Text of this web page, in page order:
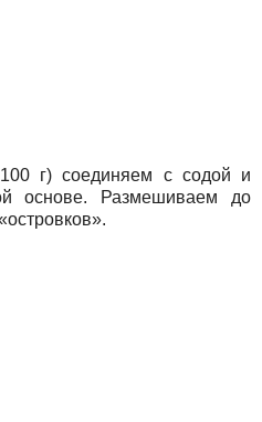
г) соединяем с содой и
основе. Размешиваем до